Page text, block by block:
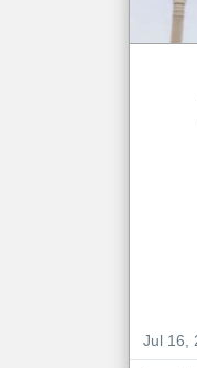
Jul 16,